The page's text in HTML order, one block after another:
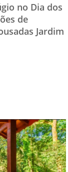
no Dia dos
de
Jardim